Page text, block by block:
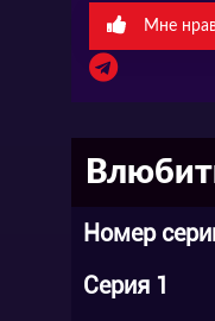
Мне
Номер
Серия 1